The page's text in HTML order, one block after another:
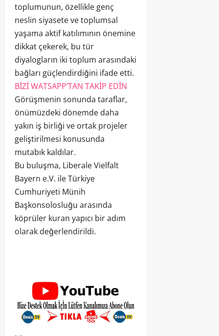
toplumunun, özellikle genç
neslin siyasete ve toplumsal
yaşama aktif katılımının önemine
dikkat çekerek, bu tür
diyalogların iki toplum arasındaki
bağları güçlendirdiğini ifade etti.
BİZİ WATSAPP’TAN TAKİP EDİN
Görüşmenin sonunda taraflar,
önümüzdeki dönemde daha
yakın iş birliği ve ortak projeler
geliştirilmesi konusunda
mutabık kaldılar.
Bu buluşma, Liberale Vielfalt
Bayern e.V. ile Türkiye
Cumhuriyeti Münih
Başkonsolosluğu arasında
köprüler kuran yapıcı bir adım
olarak değerlendirildi.